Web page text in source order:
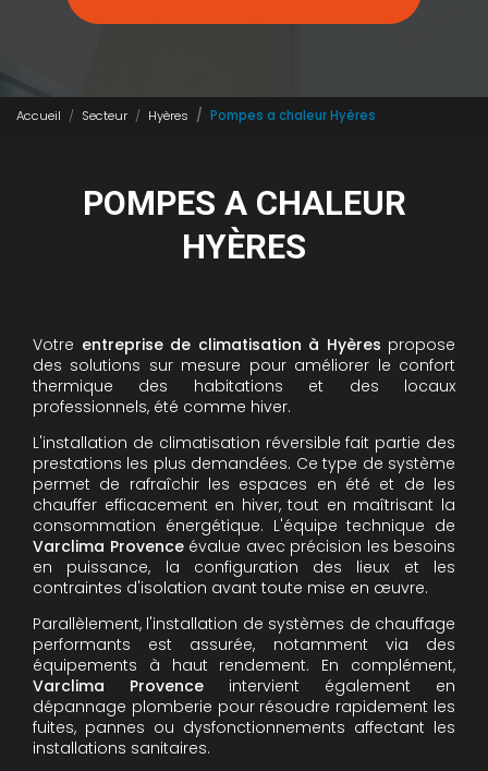
Accueil Secteur Hyères Pompes a chaleur Hyères
POMPES A CHALEUR
HYÈRES
Votre entreprise de climatisation à Hyères propose
des solutions sur mesure pour améliorer le confort
thermique des habitations et des locaux
professionnels, été comme hiver.
L'installation de climatisation réversible fait partie des
prestations les plus demandées. Ce type de système
permet de rafraîchir les espaces en été et de les
chauffer efficacement en hiver, tout en maîtrisant la
consommation énergétique. L'équipe technique de
Varclima Provenceévalue avec précision les besoins
en puissance, la configuration des lieux et les
contraintes d'isolation avant toute mise en œuvre.
Parallèlement, l'installation de systèmes de chauffage
performants est assurée, notamment via des
équipements à haut rendement. En complément,
Varclima Provence intervient également en
dépannage plomberie pour résoudre rapidement les
fuites, pannes ou dysfonctionnements affectant les
installations sanitaires.